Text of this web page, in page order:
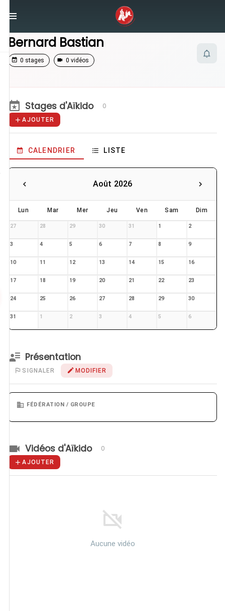
Bernard Bastian
Bernard Bastian
0 stages 0 vidéos
Stages d'Aïkido 0
AJOUTER
CALENDRIER LISTE
Août 2026
Lun Mar Mer Jeu Ven Sam Dim
27 28 29 30 31 1 2
3 4 5 6 7 8 9
10 11 12 13 14 15 16
17 18 19 20 21 22 23
24 25 26 27 28 29 30
31 1 2 3 4 5 6
Présentation
SIGNALER MODIFIER
FÉDÉRATION / GROUPE
Vidéos d'Aïkido 0
AJOUTER
Aucune vidéo